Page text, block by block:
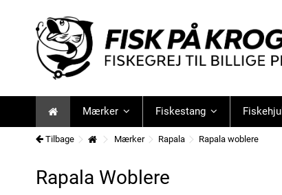
Mærker Fiskestang Fiskehjul
Tilbage Mærker Rapala Rapala woblere
Rapala Woblere